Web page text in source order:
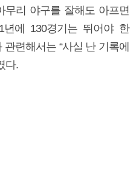
무리 야구를 잘해도 아프면
에 130경기는 뛰어야 한
련해서는 “사실 난 기록에
다.